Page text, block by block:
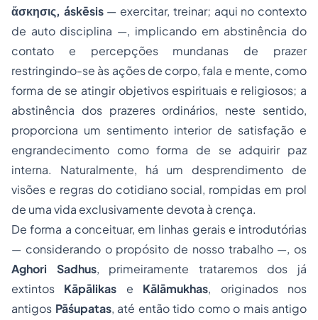
ἄσκησις, áskēsis— exercitar, treinar; aqui no contexto
de auto disciplina —, implicando em abstinência do
contato e percepções mundanas de prazer
restringindo-se às ações de corpo, fala e mente, como
forma de se atingir objetivos espirituais e religiosos; a
abstinência dos prazeres ordinários, neste sentido,
proporciona um sentimento interior de satisfação e
engrandecimento como forma de se adquirir paz
interna. Naturalmente, há um desprendimento de
visões e regras do cotidiano social, rompidas em prol
de uma vida exclusivamente devota à crença.
De forma a conceituar, em linhas gerais e introdutórias
— considerando o propósito de nosso trabalho —, os
Aghori Sadhus, primeiramente trataremos dos já
extintos Kāpālikas e Kālāmukhas, originados nos
antigos Pāśupatas, até então tido como o mais antigo